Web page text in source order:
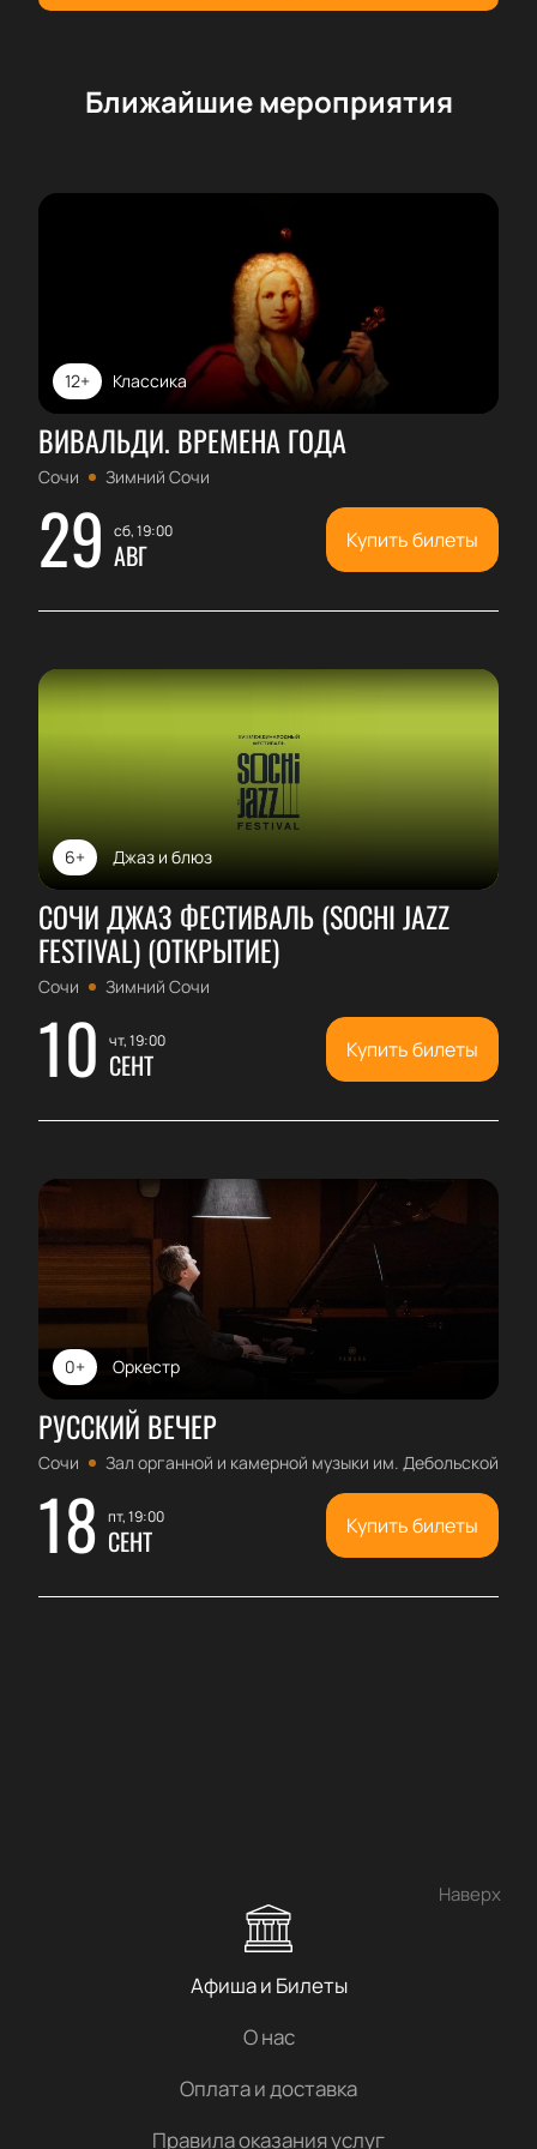
совершение оплаты онлайн. Подтвердив платеж,
Ближайшие мероприятия
Классика
12+
ВИВАЛЬДИ. ВРЕМЕНА ГОДА
Сочи Зимний Сочи
29 сб, 19:00
АВГ Купить билеты
Джаз и блюз
6+
СОЧИ ДЖАЗ ФЕСТИВАЛЬ (SOCHI JAZZ
FESTIVAL) (ОТКРЫТИЕ)
Сочи Зимний Сочи
10 чт, 19:00
СЕНТ Купить билеты
Оркестр
0+
РУССКИЙ ВЕЧЕР
Сочи Зал органной и камерной музыки им. Дебольской
18 пт, 19:00
СЕНТ Купить билеты
Наверх
Афиша и Билеты
О нас
Оплата и доставка
Правила оказания услуг